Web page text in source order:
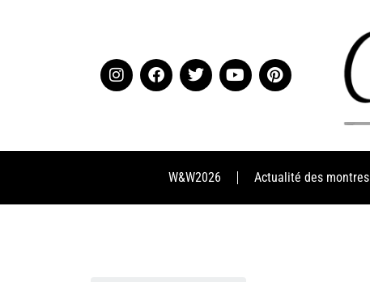
W&W2026 Actualité des montres